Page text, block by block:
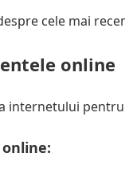
cele mai
online
internetului